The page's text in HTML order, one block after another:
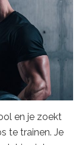
en je zoekt
te trainen. Je